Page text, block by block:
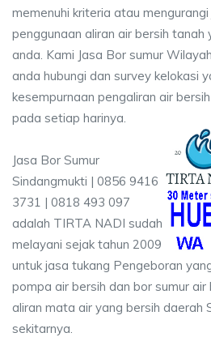
memenuhi kriteria atau
penggunaan aliran air bersih
anda. Kami Jasa Bor sumur
anda hubungi dan survey kelokasi
kesempurnaan pengaliran air
pada setiap harinya.
Jasa Bor Sumur
Sindangmukti | 0856 9416
3731 | 0818 493 097
adalah TIRTA NADI sudah
melayani sejak tahun 2009
untuk jasa tukang Pengeboran
pompa air bersih dan bor sumur
aliran mata air yang bersih daerah
sekitarnya.